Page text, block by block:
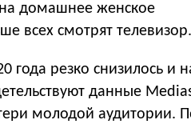
домашнее женское
всех смотрят телевизор.
года резко снизилось и
данные
молодой аудитории.